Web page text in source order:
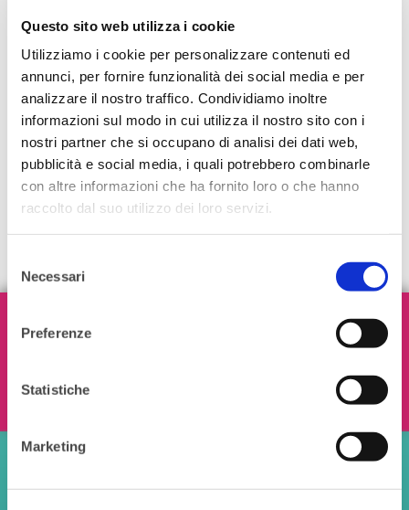
Questo sito web utilizza i cookie
Utilizziamo i cookie per personalizzare contenuti ed
annunci, per fornire funzionalità dei social media e per
analizzare il nostro traffico. Condividiamo inoltre
informazioni sul modo in cui utilizza il nostro sito con i
nostri partner che si occupano di analisi dei dati web,
pubblicità e social media, i quali potrebbero combinarle
con altre informazioni che ha fornito loro o che hanno
raccolto dal suo utilizzo dei loro servizi.
delNecessari
Preferenze
Statistiche
Marketing
sull’Huffington Post. Tantissime notizie e
approfondimenti sulle giovani donne, sul
mondo del lavoro, e sulle strategie per
creare un binomio vincente.
Per leggere tutti gli articoliclicca qui .